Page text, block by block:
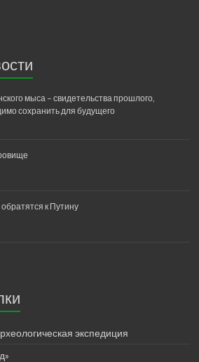
мыса – свидетельства прошлого,
сохранить для будущего
к Путину
экспедиция